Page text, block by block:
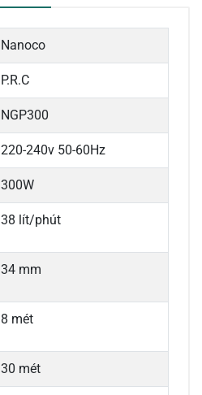
Nanoco
P.R.C
NGP300
220-240v 50-60Hz
300W
38 lít/phút
34 mm
8 mét
30 mét